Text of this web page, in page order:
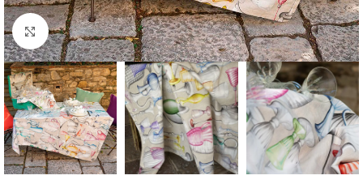
Click to enlarge